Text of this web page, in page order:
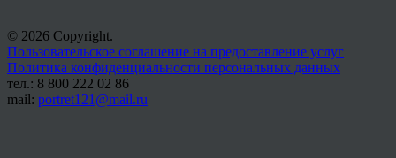
© 2026 Copyright.
Пользовательское соглашение на предоставление услуг
Политика конфиденциальности персональных данных
тел.: 8 800 222 02 86
mail: portret121@mail.ru